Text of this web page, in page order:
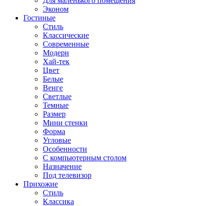
Эконом
Гостиные
Стиль
Классические
Современные
Модерн
Хай-тек
Цвет
Белые
Венге
Светлые
Темные
Размер
Мини стенки
Форма
Угловые
Особенности
С компьютерным столом
Назначение
Под телевизор
Прихожие
Стиль
Классика